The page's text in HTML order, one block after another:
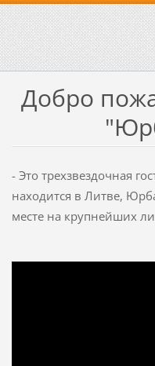
Добро
"
- Это трехзвездочная
находится в Литве,
месте на крупнейших